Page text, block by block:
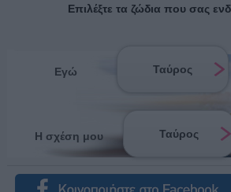
Επιλέξτε τα ζώδια που σας
Εγώ Ταύρος
Η σχέση μου Ταύρος